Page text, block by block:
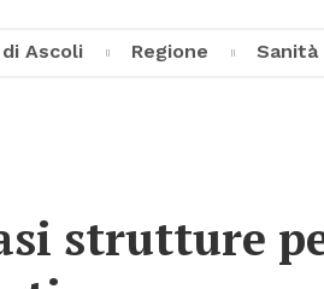
Asco­li Re­gio­ne Sa­ni­tà
strut­tu­re